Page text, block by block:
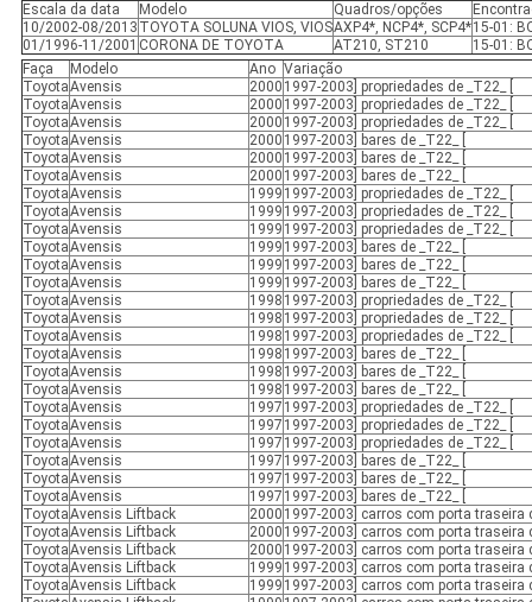
Escala da data
Modelo Quadros/opções
10/2002-08/2013 TOYOTA SOLUNA VIOS, VIOSAXP4*, NCP4*, SCP4*15-01:
01/1996-11/2001 CORONA DE TOYOTA AT210, ST210
15-01:
Faça
Modelo Ano Variação
ToyotaAvensis 2000 1997-2003] propriedades de _T22_ [
ToyotaAvensis 2000 1997-2003] propriedades de _T22_ [
ToyotaAvensis 2000 1997-2003] propriedades de _T22_ [
ToyotaAvensis 2000 1997-2003] bares de _T22_ [
ToyotaAvensis 2000 1997-2003] bares de _T22_ [
ToyotaAvensis 2000 1997-2003] bares de _T22_ [
ToyotaAvensis 1999 1997-2003] propriedades de _T22_ [
ToyotaAvensis 1999 1997-2003] propriedades de _T22_ [
ToyotaAvensis 1999 1997-2003] propriedades de _T22_ [
ToyotaAvensis 1999 1997-2003] bares de _T22_ [
ToyotaAvensis 1999 1997-2003] bares de _T22_ [
ToyotaAvensis 1999 1997-2003] bares de _T22_ [
ToyotaAvensis 1998 1997-2003] propriedades de _T22_ [
ToyotaAvensis 1998 1997-2003] propriedades de _T22_ [
ToyotaAvensis 1998 1997-2003] propriedades de _T22_ [
ToyotaAvensis 1998 1997-2003] bares de _T22_ [
ToyotaAvensis 1998 1997-2003] bares de _T22_ [
ToyotaAvensis 1998 1997-2003] bares de _T22_ [
ToyotaAvensis 1997 1997-2003] propriedades de _T22_ [
ToyotaAvensis 1997 1997-2003] propriedades de _T22_ [
ToyotaAvensis 1997 1997-2003] propriedades de _T22_ [
ToyotaAvensis 1997 1997-2003] bares de _T22_ [
ToyotaAvensis 1997 1997-2003] bares de _T22_ [
ToyotaAvensis 1997 1997-2003] bares de _T22_ [
ToyotaAvensis Liftback 2000 1997-2003] carros com porta traseira
ToyotaAvensis Liftback 2000 1997-2003] carros com porta traseira
ToyotaAvensis Liftback 2000 1997-2003] carros com porta traseira
ToyotaAvensis Liftback 1999 1997-2003] carros com porta traseira
ToyotaAvensis Liftback 1999 1997-2003] carros com porta traseira